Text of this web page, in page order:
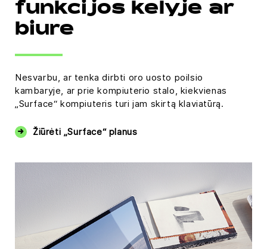
funkcijos kelyje ar
biure
Nesvarbu, ar tenka dirbti oro uosto poilsio
kambaryje, ar prie kompiuterio stalo, kiekvienas
„Surface“ kompiuteris turi jam skirtą klaviatūrą.
Žiūrėti „Surface“ planus